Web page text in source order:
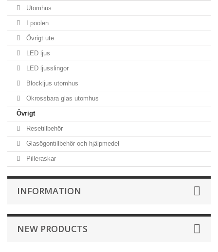
Utomhus
I poolen
Övrigt ute
LED ljus
LED ljusslingor
Blockljus utomhus
Okrossbara glas utomhus
Övrigt
Resetillbehör
Glasögontillbehör och hjälpmedel
Pilleraskar
INFORMATION
NEW PRODUCTS